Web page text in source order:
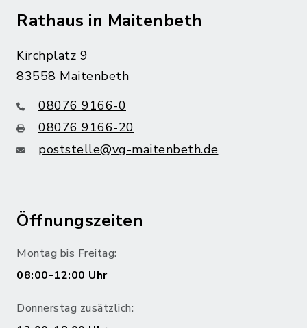
Rathaus in Maitenbeth
Kirchplatz 9
83558 Maitenbeth
08076 9166-0
08076 9166-20
poststelle@vg-maitenbeth.de
Öffnungszeiten
Montag bis Freitag:
08:00-12:00 Uhr
Donnerstag zusätzlich: